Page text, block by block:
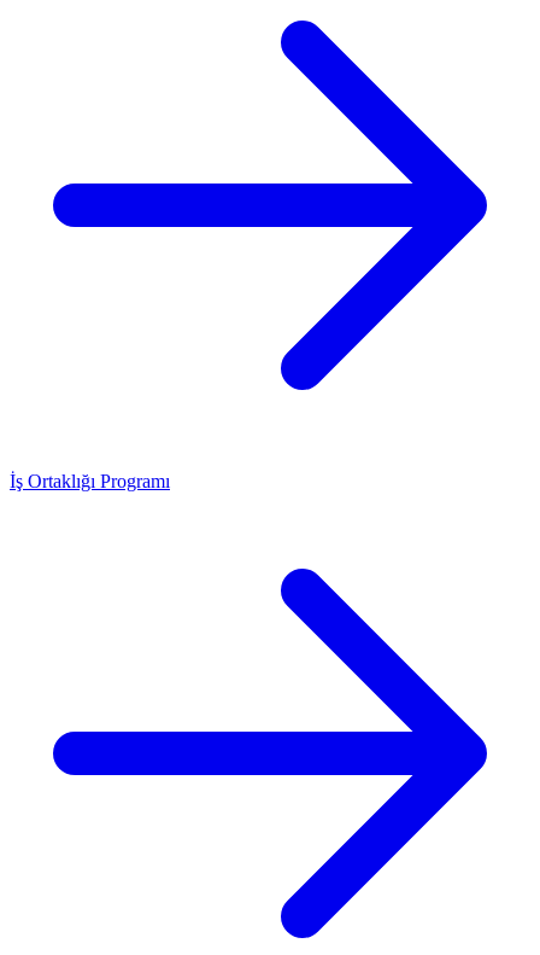
İş Ortaklığı Programı